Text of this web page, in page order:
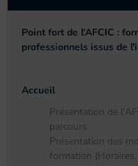
Point fort de l'AFCIC :
professionnels issus de
Accueil
Présentation de
parcours
Présentation des
formation